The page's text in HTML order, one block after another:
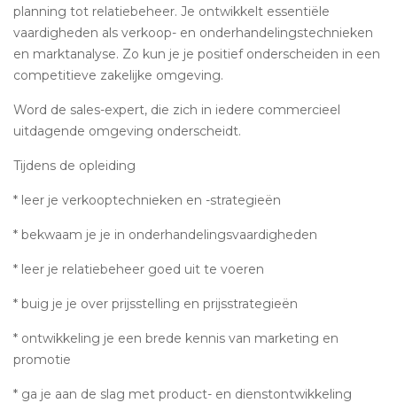
planning tot relatiebeheer. Je ontwikkelt essentiële
vaardigheden als verkoop- en onderhandelingstechnieken
en marktanalyse. Zo kun je je positief onderscheiden in een
competitieve zakelijke omgeving.
Word de sales-expert, die zich in iedere commercieel
uitdagende omgeving onderscheidt.
Tijdens de opleiding
* leer je verkooptechnieken en -strategieën
* bekwaam je je in onderhandelingsvaardigheden
* leer je relatiebeheer goed uit te voeren
* buig je je over prijsstelling en prijsstrategieën
* ontwikkeling je een brede kennis van marketing en
promotie
* ga je aan de slag met product- en dienstontwikkeling